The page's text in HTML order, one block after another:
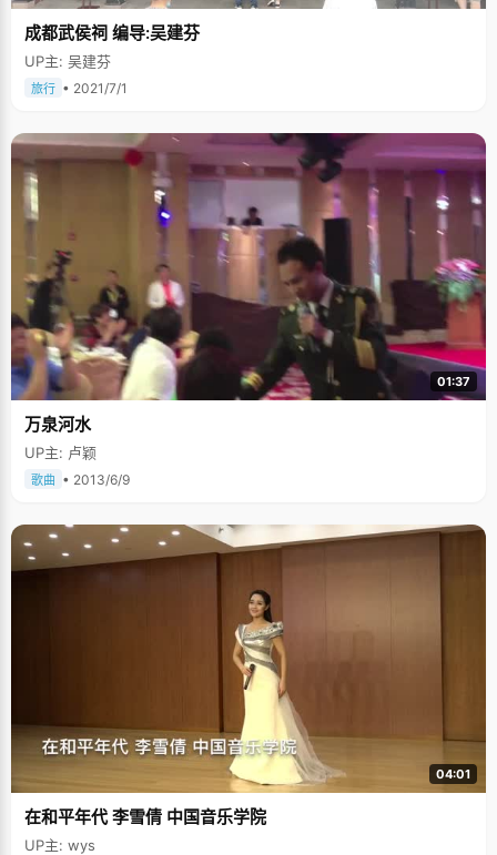
成都武侯祠 编导:吴建芬
UP主: 吴建芬
旅行 • 2021/7/1
01:37
万泉河水
UP主: 卢颖
歌曲 • 2013/6/9
04:01
在和平年代 李雪倩 中国音乐学院
UP主: wys